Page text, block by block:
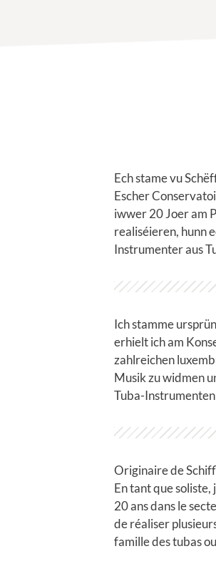
Ech stame vu
Escher
iwwer 20 Joer am
realiséieren, hunn
Instrumenter aus
Ich stamme
erhielt ich am
zahlreichen
Musik zu widmen
Tuba-Instrumenten
Originaire de
En tant que
20 ans dans le
de réaliser
famille des tubas